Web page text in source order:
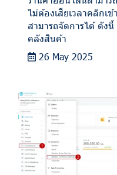
ไม่ต้องเสียเวลาคลิกเ
สามารถจัดการได้ ดัง
คลังสินค้า
26 May 2025